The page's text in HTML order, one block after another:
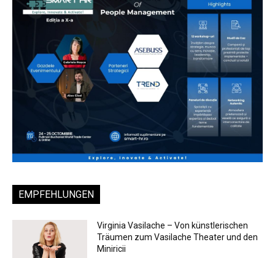
EMPFEHLUNGEN
Virginia Vasilache – Von künstlerischen
Träumen zum Vasilache Theater und den
Miniricii